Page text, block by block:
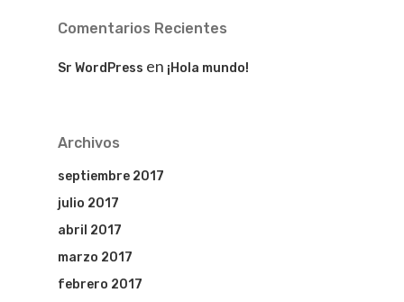
Comentarios Recientes
Sr WordPress en ¡Hola mundo!
Archivos
septiembre 2017
julio 2017
abril 2017
marzo 2017
febrero 2017